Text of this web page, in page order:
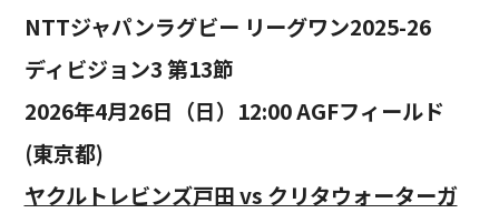
NTTジャパンラグビー リーグワン2025-26
ディビジョン3 第13節
2026年4月26日（日）12:00 AGFフィールド
(東京都)
ヤクルトレビンズ戸田 vs クリタウォーターガ